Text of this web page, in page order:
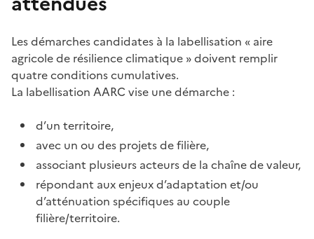
Les démarches candidates à la labellisation « aire
agricole de résilience climatique » doivent remplir
quatre conditions cumulatives.
La labellisation AARC vise une démarche :
d’un territoire,
avec un ou des projets de filière,
associant plusieurs acteurs de la chaîne de valeur,
répondant aux enjeux d’adaptation et/ou
d’atténuation spécifiques au couple
filière/territoire.